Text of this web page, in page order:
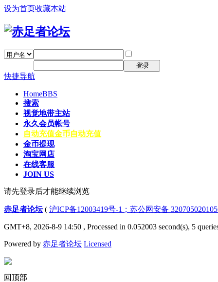
设为首页收藏本站
登录
快捷导航
HomeBBS
搜索
视觉地带主站
永久会员帐号
自动充值金币自动充值
金币提现
淘宝网店
在线客服
JOIN US
请先登录后才能继续浏览
赤足者论坛( 沪ICP备12003419号-1；苏公网安备
GMT+8, 2026-8-9 14:50 , Processed in 0.052003 second(s), 5
Powered by 赤足者论坛 Licensed
回顶部